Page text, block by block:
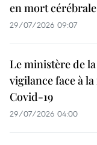
en mort cérébrale
29/07/2026 09:07
Le ministère de
vigilance face à
Covid-19
29/07/2026 04:00